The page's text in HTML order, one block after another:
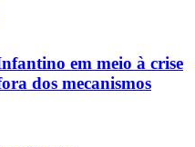
em meio à crise
dos mecanismos